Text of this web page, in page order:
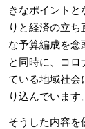
きなポイント
りと経済の立ち
な予算編成を
と同時に、コ
ている地域社会
り込んでいます。
そうした内容